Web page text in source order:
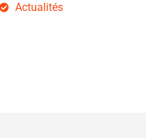
Actualités